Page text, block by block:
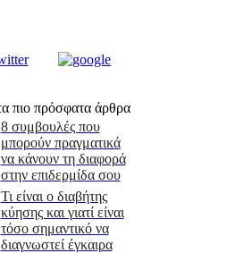
8 συμβουλές που
μπορούν πραγματικά
να κάνουν τη διαφορά
στην επιδερμίδα σου
Τι είναι ο διαβήτης
κύησης και γιατί είναι
τόσο σημαντικό να
διαγνωστεί έγκαιρα